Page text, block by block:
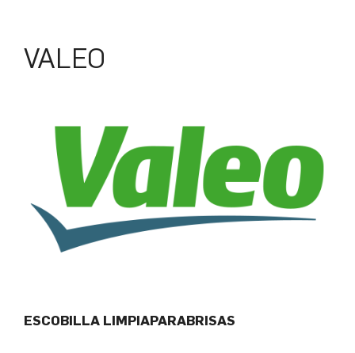
VALEO
ESCOBILLA LIMPIAPARABRISAS